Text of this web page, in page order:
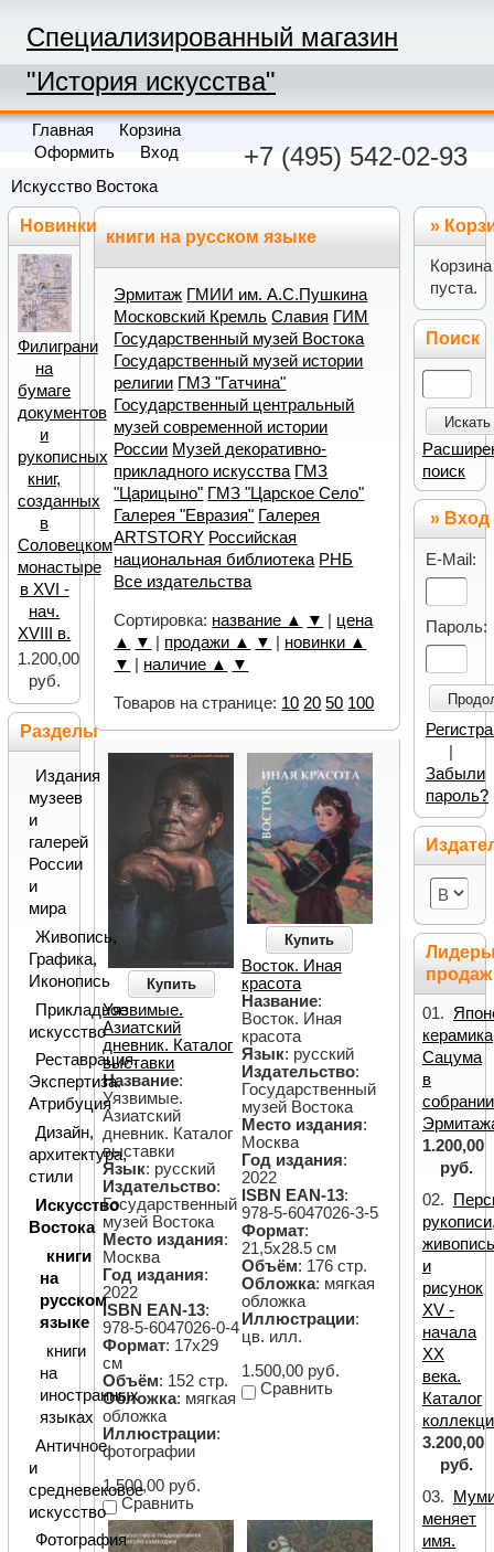
Специализированный магазин
"История искусства"
+7 (495) 542-02-93
Главная
Корзина
Оформить
Вход
Искусство Востока
книги на русском языке
Эрмитаж ГМИИ им. А.С.Пушкина
Московский Кремль Славия ГИМ
Государственный музей Востока
Государственный музей истории
религии ГМЗ "Гатчина"
Государственный центральный
музей современной истории
России Музей декоративно-
прикладного искусства ГМЗ
"Царицыно" ГМЗ "Царское Село"
Галерея "Евразия" Галерея
ARTSTORY Российская
национальная библиотека РНБ
Все издательства
Сортировка: название ▲ ▼
цена
▲
▼ продажи ▲ ▼
новинки ▲
▼
наличие ▲ ▼
Товаров на странице: 10 20 50 100
Купить
Уязвимые.
Азиатский
дневник. Каталог
выставки
Название:
Уязвимые.
Азиатский
дневник. Каталог
выставки
Язык: русский
Издательство:
Государственный
музей Востока
Место издания:
Москва
Год издания:
2022
ISBN EAN-13:
978-5-6047026-0-4
Формат: 17х29
см
Объём: 152 стр.
Обложка: мягкая
обложка
Иллюстрации:
фотографии
1.500,00 руб.
Сравнить
Купить
Восток. Иная
красота
Название:
Восток. Иная
красота
Язык: русский
Издательство:
Государственный
музей Востока
Место издания:
Москва
Год издания:
2022
ISBN EAN-13:
978-5-6047026-3-5
Формат:
21,5х28.5 см
Объём: 176 стр.
Обложка: мягкая
обложка
Иллюстрации:
цв. илл.
1.500,00 руб.
Сравнить
Новинки
Филиграни
на
бумаге
документов
и
рукописных
книг,
созданных
в
Соловецком
монастыре
в XVI -
нач.
XVIII в.
1.200,00
руб.
Разделы
Издания
музеев
и
галерей
России
и
мира
Живопись,
Графика,
Иконопись
Прикладное
искусство
Реставрация.
Экспертиза.
Атрибуция
Дизайн,
архитектура,
стили
Искусство
Востока
книги
на
русском
языке
книги
на
иностранных
языках
Античное
и
средневековое
искусство
Фотография
»
Корзина
пуста.
Поиск
Искать
поиск
» Вход
E-Mail:
Пароль:
Забыли
пароль?
продаж
01.
керамика
Сацума
в
собрании
1.200,00
руб.
02.
и
рисунок
XV -
начала
XX
века.
Каталог
3.200,00
руб.
03.
меняет
имя.